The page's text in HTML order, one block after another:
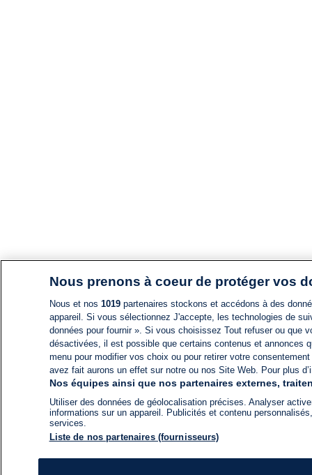
Nous prenons à coeur de protéger vos
Nous et nos 1019partenaires stockons et accédons à des
appareil. Si vous sélectionnez J'accepte, les technologies de
données pour fournir ». Si vous choisissez Tout refuser ou
désactivées, il est possible que certains contenus et annonces
menu pour modifier vos choix ou pour retirer votre
avez fait aurons un effet sur notre ou nos Site Web. Pour plus
Nos équipes ainsi que nos partenaires externes,
Utiliser des données de géolocalisation précises. Analyser
informations sur un appareil. Publicités et contenu
services.
Liste de nos partenaires (fournisseurs)